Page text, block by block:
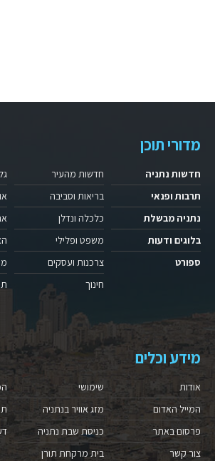
מדורי תוכן
חדשות נתניה
תרבות ופנאי
נתניה מבשלת
בלוגים ודעות
ספורט
חדשות מהעיר
בריאות וסביבה
כלכלה ונדלן
משפט ופלילי
צרכנות ועסקים
חינוך
מידע וכלים
אודות
המייל האדום
פרסום באתר
צור קשר
שימושי
מזג אוויר בנתניה
כניסת שבת נתניה
בית מרקחת תורן